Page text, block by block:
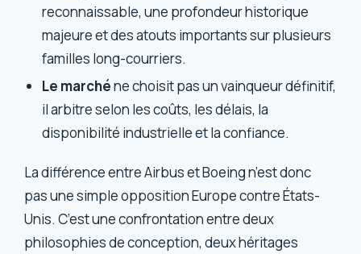
reconnaissable, une profondeur historique
majeure et des atouts importants sur plusieurs
familles long-courriers.
Le marchéne choisit pas un vainqueur définitif,
il arbitre selon les coûts, les délais, la
disponibilité industrielle et la confiance.
La différence entre Airbus et Boeing n’est donc
pas une simple opposition Europe contre États-
Unis. C’est une confrontation entre deux
philosophies de conception, deux héritages